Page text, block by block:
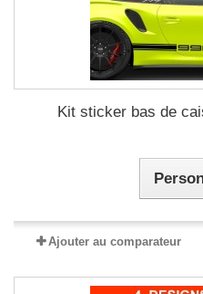
Kit sticker bas de
Ajouter au comparateur